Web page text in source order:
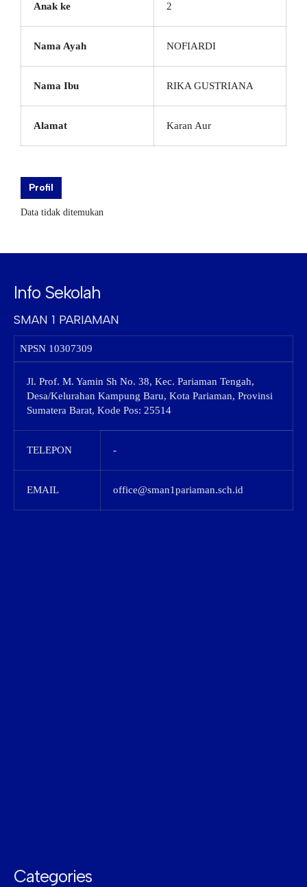
Anak ke 2
Nama Ayah NOFIARDI
Nama Ibu RIKA GUSTRIANA
Alamat Karan Aur
Profil
Data tidak ditemukan
Info Sekolah
SMAN 1 PARIAMAN
NPSN 10307309
Jl. Prof. M. Yamin Sh No. 38, Kec. Pariaman Tengah,
Desa/Kelurahan Kampung Baru, Kota Pariaman, Provinsi
Sumatera Barat, Kode Pos: 25514
TELEPON -
EMAIL office@sman1pariaman.sch.id
Categories